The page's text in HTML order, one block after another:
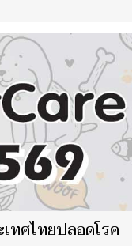
ทศไทยปลอดโรค